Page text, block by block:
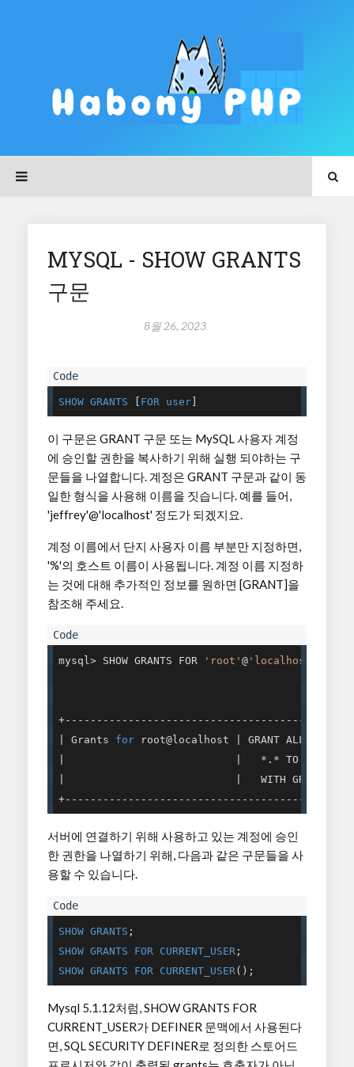
MYSQL - SHOW GRANTS
구문
8월 26, 2023
SHOW GRANTS [ FOR user]
이 구문은 GRANT 구문 또는 MySQL 사용자 계정
에 승인할 권한을 복사하기 위해 실행 되야하는 구
문들을 나열합니다. 계정은 GRANT 구문과 같이 동
일한 형식을 사용해 이름을 짓습니다. 예를 들어,
'jeffrey'@'localhost' 정도가 되겠지요.
계정 이름에서 단지 사용자 이름 부분만 지정하면,
'%'의 호스트 이름이 사용됩니다. 계정 이름 지정하
는 것에 대해 추가적인 정보를 원하면 [GRANT]을
참조해 주세요.
mysql> SHOW GRANTS FOR 'root' @'localhost'
| Grants for root@localhost |
GRANT ALL
|   *.* TO
WITH
서버에 연결하기 위해 사용하고 있는 계정에 승인
한 권한을 나열하기 위해, 다음과 같은 구문들을 사
용할 수 있습니다.
SHOW GRANTS
SHOW GRANTS FOR CURRENT_USER
SHOW GRANTS FOR CURRENT_USER ();
Mysql 5.1.12처럼, SHOW GRANTS FOR
CURRENT_USER가 DEFINER 문맥에서 사용된다
면, SQL SECURITY DEFINER로 정의한 스토어드